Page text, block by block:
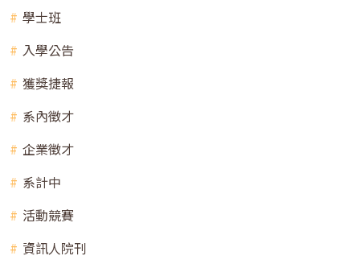
學士班
入學公告
獲獎捷報
系內徵才
企業徵才
系計中
活動競賽
資訊人院刊